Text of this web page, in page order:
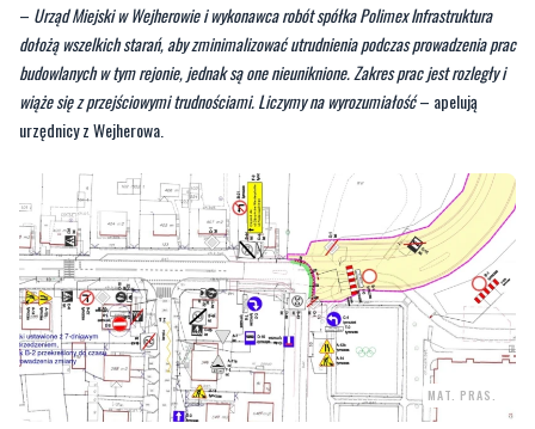
– Urząd Miejski w Wejherowie i wykonawca robót spółka Polimex Infrastruktura
dołożą wszelkich starań, aby zminimalizować utrudnienia podczas prowadzenia prac
budowlanych w tym rejonie, jednak są one nieuniknio­ne. Zakres prac jest rozległy i
wiąże się z przejściowymi trudnościami. Liczymy na wyrozumiałość– apelują
urzędnicy z Wejherowa.
MAT. PRAS.